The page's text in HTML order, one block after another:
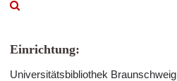
Einrichtung:
Universitätsbibliothek Braunschweig